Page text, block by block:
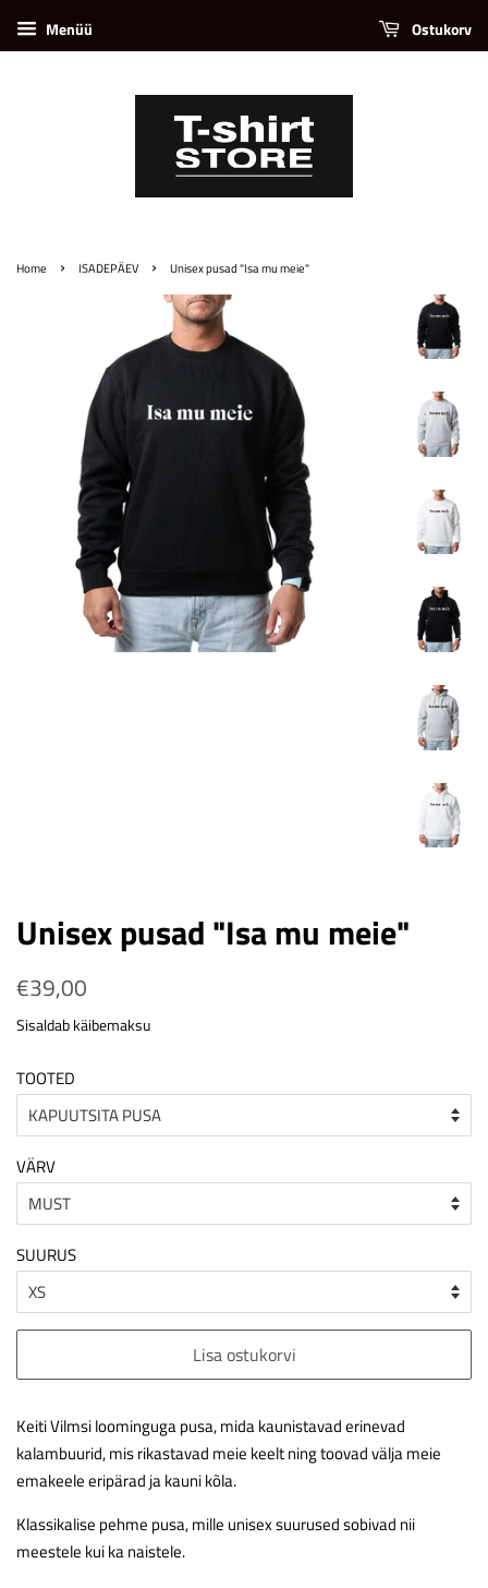
Menüü Ostukorv
Home › ISADEPÄEV › Unisex pusad "Isa mu meie"
Unisex pusad "Isa mu meie"
Tavahind
€39,00
Sisaldab käibemaksu
TOOTED
VÄRV
SUURUS
Lisa ostukorvi
Keiti Vilmsi loominguga pusa, mida kaunistavad erinevad
kalambuurid, mis rikastavad meie keelt ning toovad välja meie
emakeele eripärad ja kauni kõla.
Klassikalise pehme pusa, mille unisex suurused sobivad nii
meestele kui ka naistele.